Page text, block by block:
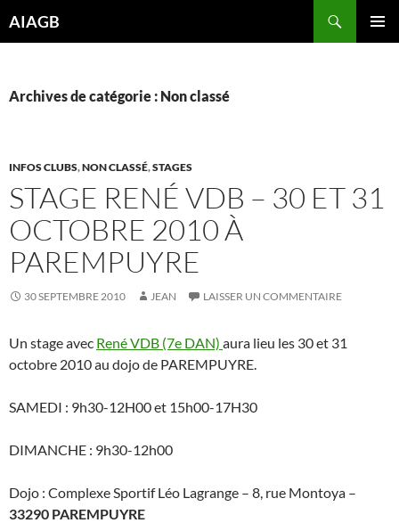
auAIAGB
Archives de catégorie : Non classé
INFOS CLUBS,NON CLASSÉ,STAGES
STAGE RENÉ VDB – 30 ET 31
OCTOBRE 2010 À
PAREMPUYRE
30 SEPTEMBRE 2010 JEAN LAISSER UN COMMENTAIRE
Un stage avec René VDB (7e DAN) aura lieu les 30 et 31
octobre 2010 au dojo de PAREMPUYRE.
SAMEDI : 9h30-12H00 et 15h00-17H30
DIMANCHE : 9h30-12h00
Dojo : Complexe Sportif Léo Lagrange – 8, rue Montoya –
33290 PAREMPUYRE